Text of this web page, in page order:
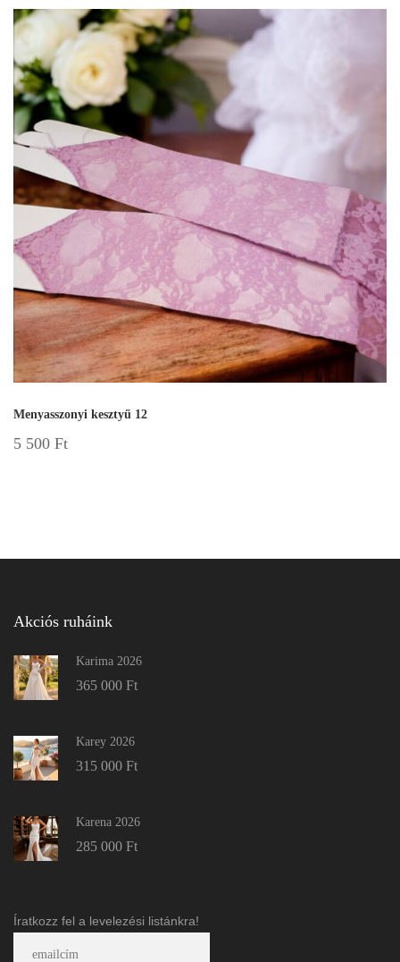
Menyasszonyi kesztyű 12
5 500 Ft
Akciós ruháink
Karima 2026
365 000 Ft
Karey 2026
315 000 Ft
Karena 2026
285 000 Ft
Íratkozz fel a levelezési listánkra!